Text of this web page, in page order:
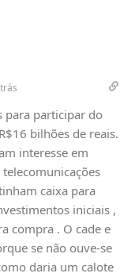
para participar do
bilhões de reais.
interesse em
caixa para
iniciais ,
compra . O cade e
se não ouve-se
daria um calote